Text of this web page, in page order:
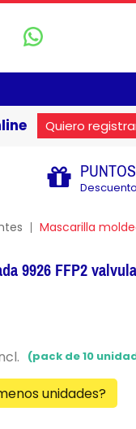
Quiero
Mascarilla
9926 FFP2
(pack de 10
unidades?